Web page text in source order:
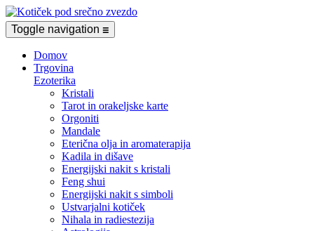
Toggle navigation ☰
Domov
Trgovina
Ezoterika
Kristali
Tarot in orakeljske karte
Orgoniti
Mandale
Eterična olja in aromaterapija
Kadila in dišave
Energijski nakit s kristali
Feng shui
Energijski nakit s simboli
Ustvarjalni kotiček
Nihala in radiestezija